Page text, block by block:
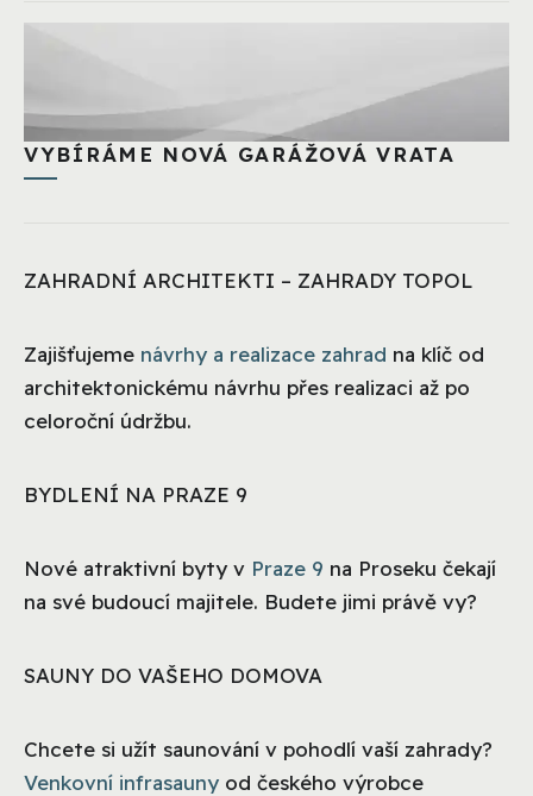
VYBÍRÁME NOVÁ GARÁŽOVÁ VRATA
ZAHRADNÍ ARCHITEKTI – ZAHRADY TOPOL
Zajišťujeme návrhy a realizace zahrad na klíč od
architektonickému návrhu přes realizaci až po
celoroční údržbu.
BYDLENÍ NA PRAZE 9
Nové atraktivní byty v Praze 9 na Proseku čekají
na své budoucí majitele. Budete jimi právě vy?
SAUNY DO VAŠEHO DOMOVA
Chcete si užít saunování v pohodlí vaší zahrady?
Venkovní infrasauny od českého výrobce